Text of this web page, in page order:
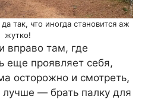
так, что иногда становится аж
жутко!
вправо там, где
еще проявляет себя,
осторожно и смотреть,
лучше — брать палку для